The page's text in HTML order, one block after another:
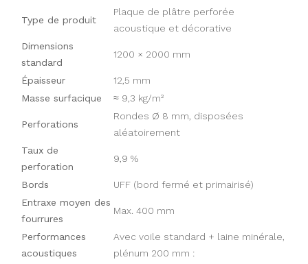
Type de produit
Plaque de plâtre perforée
acoustique et décorative
Dimensions
standard
1200 × 2000 mm
Épaisseur
12,5 mm
Masse surfacique
≈ 9,3 kg/m²
Perforations
Rondes Ø 8 mm, disposées
aléatoirement
Taux de
perforation
9,9 %
Bords
UFF (bord fermé et primairisé)
Entraxe moyen des
fourrures
Max. 400 mm
Performances
acoustiques
Avec voile standard + laine minérale,
plénum 200 mm :